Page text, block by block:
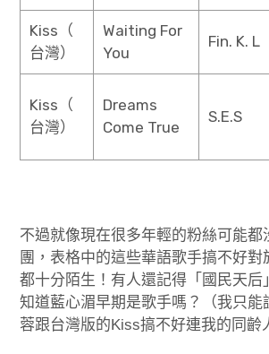
Kiss（
台灣）
Waiting For
You
Fin. K. L
Kiss（
台灣）
Dreams
Come True
S.E.S
不過就像現在很多年輕的粉絲可能都
團，表格中的這些華語歌手搞不好對
都十分陌生！有人還記得「國民天后
知道藍心湄早期是歌手嗎？（我只能
蓉跟台灣版的Kiss搞不好連我的同齡